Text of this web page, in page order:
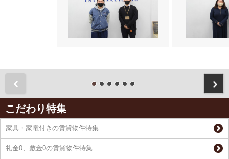
こだわり特集
家具・家電付きの賃貸物件特集
礼金0、敷金0の賃貸物件特集